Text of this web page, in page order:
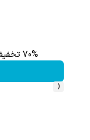
70% تخفیف ویژه جین وست + خرید در4 قسطه
‹